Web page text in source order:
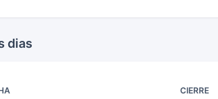
dias
CIERRE